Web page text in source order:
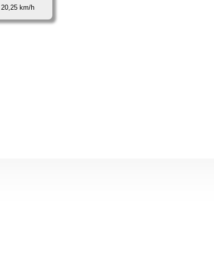
20,25 km/h